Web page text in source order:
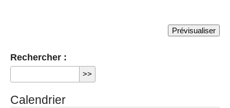
Rechercher :
Calendrier